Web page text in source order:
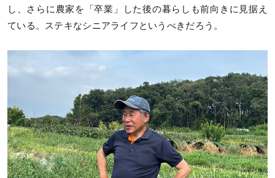
し、さらに農家を「卒業」した後の暮らしも前向きに見据え
ている。ステキなシニアライフというべきだろう。